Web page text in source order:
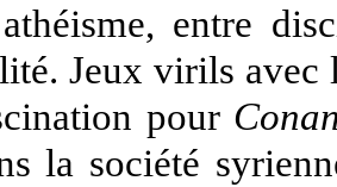
entre
Jeux virils avec
pour
la société